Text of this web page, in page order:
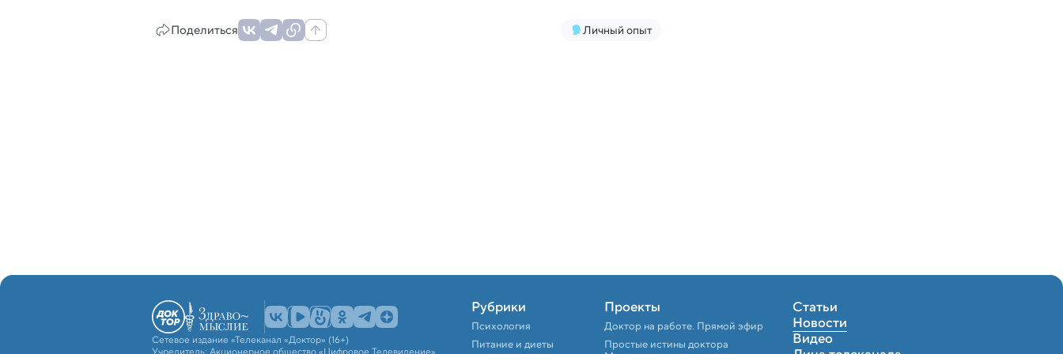
Поделиться Личный опыт
Сетевое издание «Телеканал «Доктор» (16+)
Учредитель: Акционерное общество «Цифровое Телевидение».
Рубрики
Психология
Питание и диеты
Проекты
Доктор на работе. Прямой эфир
Простые истины доктора
Статьи
Новости
Видео